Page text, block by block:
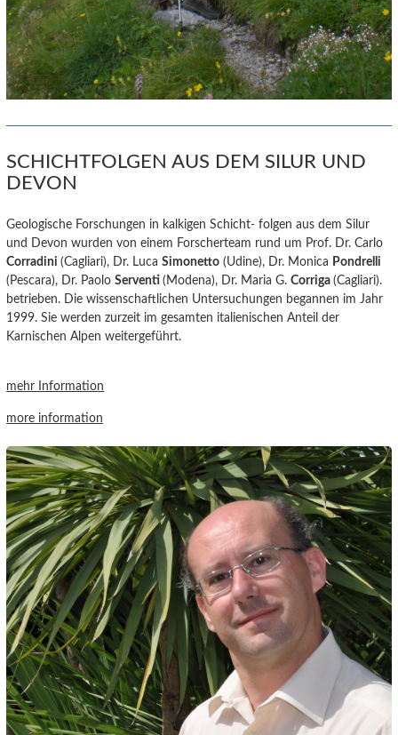
SCHICHTFOLGEN AUS DEM SILUR UND
DEVON
Geologische Forschungen in kalkigen Schicht- folgen aus dem Silur
und Devon wurden von einem Forscherteam rund um Prof. Dr. Carlo
Corradini(Cagliari), Dr. LucaSimonetto (Udine), Dr. Monica Pondrelli
(Pescara), Dr. PaoloServenti(Modena), Dr. Maria G.Corriga(Cagliari).
betrieben. Die wissenschaftlichen Untersuchungen begannen im Jahr
1999. Sie werden zurzeit im gesamten italienischen Anteil der
Karnischen Alpen weitergeführt.
mehr Information
more information